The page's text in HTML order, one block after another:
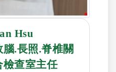
Hsu
.長照.脊椎關
檢查室主任